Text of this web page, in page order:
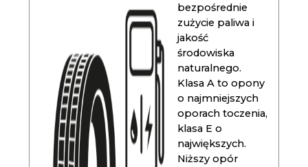
bezpośrednie
zużycie paliwa i
jakość
środowiska
naturalnego.
Klasa A to opony
o najmniejszych
oporach toczenia,
klasa E o
największych.
Niższy opór